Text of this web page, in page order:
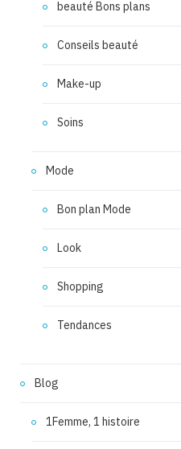
beauté Bons plans
Conseils beauté
Make-up
Soins
Mode
Bon plan Mode
Look
Shopping
Tendances
Blog
1Femme, 1 histoire